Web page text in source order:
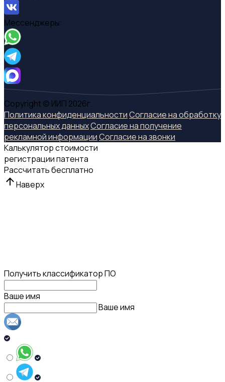
Мессенджеры:
Copyright © ИИП 2026г.
Политика конфиденциальностиСогласие на обработку
персональных данныхСогласие на получение
рекламной информацииСогласие на звонки
Калькулятор стоимости
регистрации патента
Рассчитать бесплатно
Наверх
Получить классификатор ПО
Ваше имя
Ваше имя